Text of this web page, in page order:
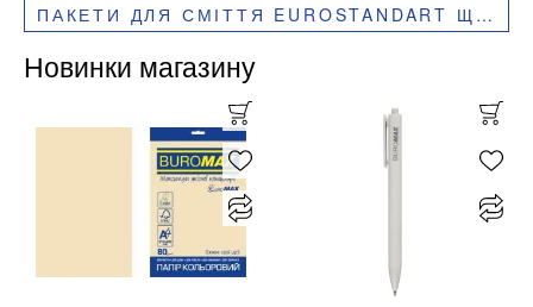
ПАКЕТИ ДЛЯ СМІТТЯ EUROSTANDART ЩІЛЬНІ ЧОРНІ, 120 Л, 10 ШТ, BUROCLEAN, 10200042
Новинки магазину